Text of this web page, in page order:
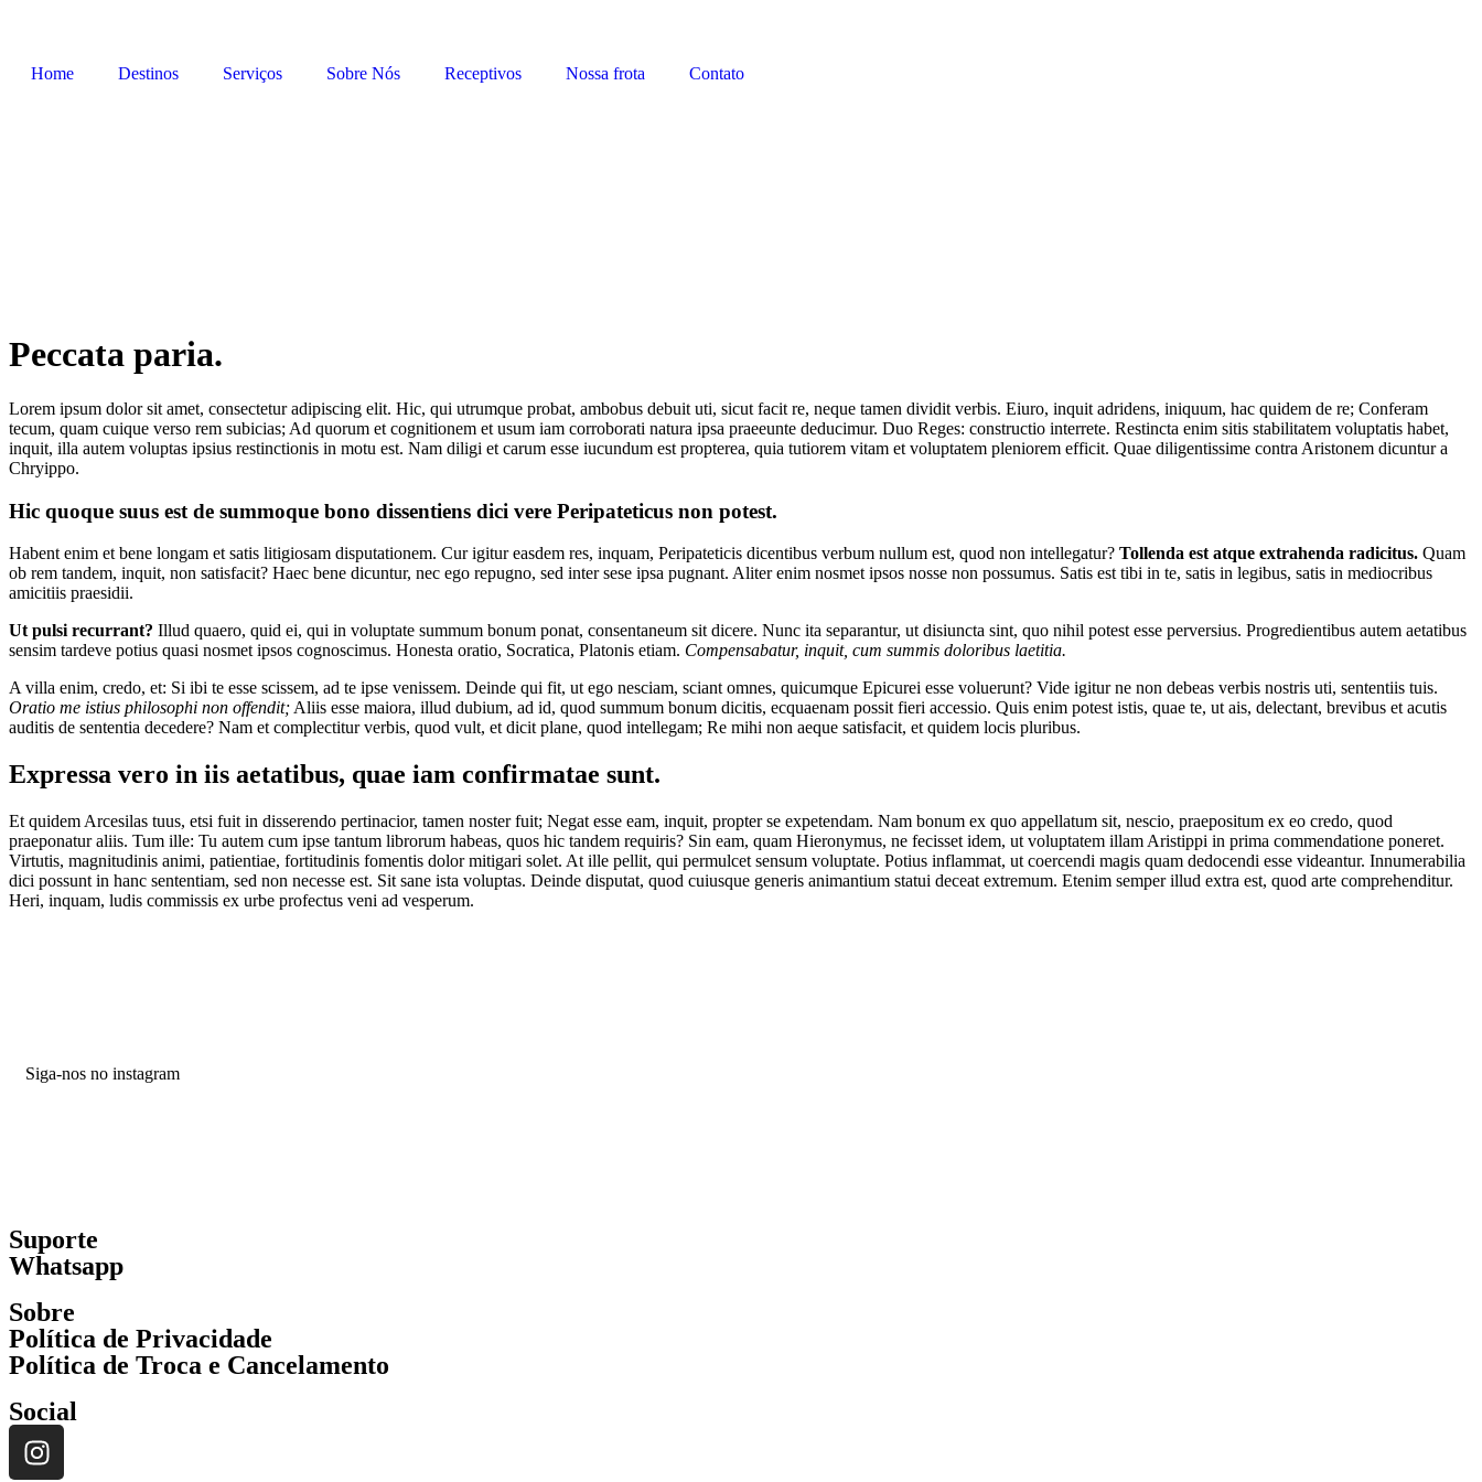
Home Destinos Serviços Sobre Nós Receptivos Nossa frota Contato
Peccata paria.
Lorem ipsum dolor sit amet, consectetur adipiscing elit. Hic, qui utrumque probat, ambobus debuit uti, sicut facit re, neque tamen dividit verbis. Eiuro, inquit adridens, iniquum, hac quidem de re; Conferam
tecum, quam cuique verso rem subicias; Ad quorum et cognitionem et usum iam corroborati natura ipsa praeeunte deducimur. Duo Reges: constructio interrete. Restincta enim sitis stabilitatem voluptatis habet,
inquit, illa autem voluptas ipsius restinctionis in motu est. Nam diligi et carum esse iucundum est propterea, quia tutiorem vitam et voluptatem pleniorem efficit. Quae diligentissime contra Aristonem dicuntur a
Chryippo.
Hic quoque suus est de summoque bono dissentiens dici vere Peripateticus non potest.
Habent enim et bene longam et satis litigiosam disputationem. Cur igitur easdem res, inquam, Peripateticis dicentibus verbum nullum est, quod non intellegatur? Tollenda est atque extrahenda radicitus. Quam
ob rem tandem, inquit, non satisfacit? Haec bene dicuntur, nec ego repugno, sed inter sese ipsa pugnant. Aliter enim nosmet ipsos nosse non possumus. Satis est tibi in te, satis in legibus, satis in mediocribus
amicitiis praesidii.
Ut pulsi recurrant? Illud quaero, quid ei, qui in voluptate summum bonum ponat, consentaneum sit dicere. Nunc ita separantur, ut disiuncta sint, quo nihil potest esse perversius. Progredientibus autem aetatibus
sensim tardeve potius quasi nosmet ipsos cognoscimus. Honesta oratio, Socratica, Platonis etiam. Compensabatur, inquit, cum summis doloribus laetitia.
A villa enim, credo, et: Si ibi te esse scissem, ad te ipse venissem. Deinde qui fit, ut ego nesciam, sciant omnes, quicumque Epicurei esse voluerunt? Vide igitur ne non debeas verbis nostris uti, sententiis tuis.
Oratio me istius philosophi non offendit; Aliis esse maiora, illud dubium, ad id, quod summum bonum dicitis, ecquaenam possit fieri accessio. Quis enim potest istis, quae te, ut ais, delectant, brevibus et acutis
auditis de sententia decedere? Nam et complectitur verbis, quod vult, et dicit plane, quod intellegam; Re mihi non aeque satisfacit, et quidem locis pluribus.
Expressa vero in iis aetatibus, quae iam confirmatae sunt.
Et quidem Arcesilas tuus, etsi fuit in disserendo pertinacior, tamen noster fuit; Negat esse eam, inquit, propter se expetendam. Nam bonum ex quo appellatum sit, nescio, praepositum ex eo credo, quod
praeponatur aliis. Tum ille: Tu autem cum ipse tantum librorum habeas, quos hic tandem requiris? Sin eam, quam Hieronymus, ne fecisset idem, ut voluptatem illam Aristippi in prima commendatione poneret.
Virtutis, magnitudinis animi, patientiae, fortitudinis fomentis dolor mitigari solet. At ille pellit, qui permulcet sensum voluptate. Potius inflammat, ut coercendi magis quam dedocendi esse videantur. Innumerabilia
dici possunt in hanc sententiam, sed non necesse est. Sit sane ista voluptas. Deinde disputat, quod cuiusque generis animantium statui deceat extremum. Etenim semper illud extra est, quod arte comprehenditur.
Heri, inquam, ludis commissis ex urbe profectus veni ad vesperum.
Siga-nos no instagram
Suporte
Whatsapp
Sobre
Política de Privacidade
Política de Troca e Cancelamento
Social